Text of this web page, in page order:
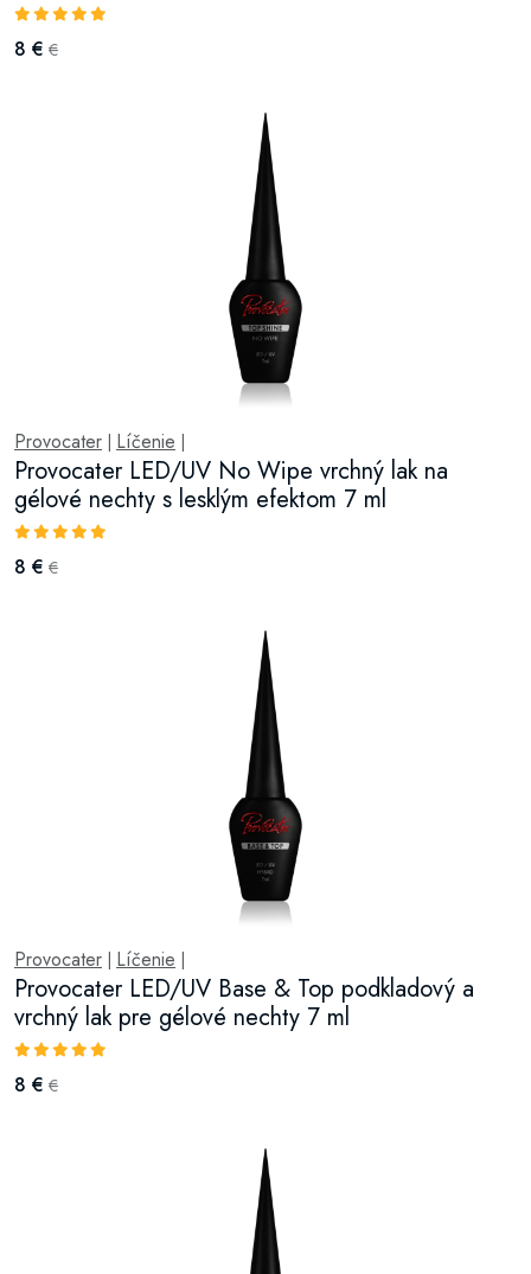
8 € €
Provocater Líčenie
Provocater LED/UV No Wipe vrchný lak na
gélové nechty s lesklým efektom 7 ml
8 € €
Provocater Líčenie
Provocater LED/UV Base & Top podkladový a
vrchný lak pre gélové nechty 7 ml
8 € €